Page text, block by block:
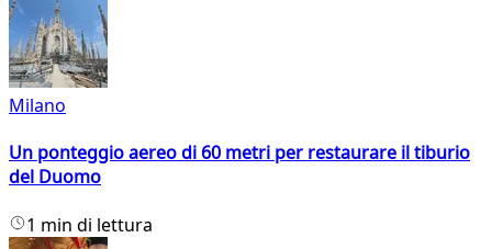
Milano
Un ponteggio aereo di 60 metri per restaurare il tiburio
del Duomo
1 min di lettura